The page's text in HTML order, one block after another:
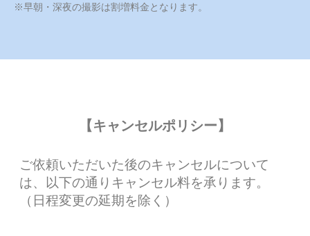
※早朝・深夜の撮影は割増料金となります。
【キャンセルポリシー】
ご依頼いただいた後のキャンセルについて
は、以下の通りキャンセル料を承ります。
（日程変更の延期を除く）